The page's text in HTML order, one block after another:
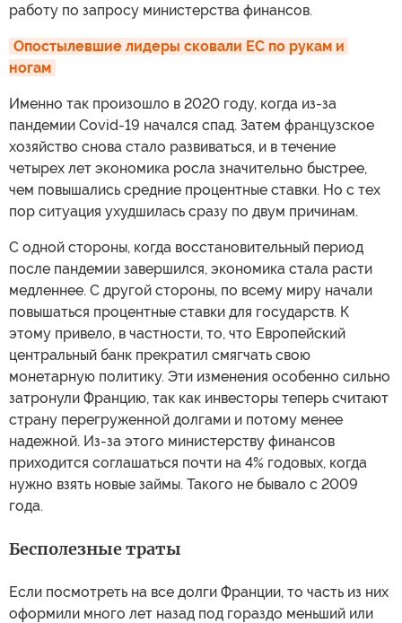
работу по запросу министерства финансов.
Опостылевшие лидеры сковали ЕС по рукам и
ногам
Именно так произошло в 2020 году, когда из-за
пандемии Covid-19 начался спад. Затем французское
хозяйство снова стало развиваться, и в течение
четырех лет экономика росла значительно быстрее,
чем повышались средние процентные ставки. Но с тех
пор ситуация ухудшилась сразу по двум причинам.
С одной стороны, когда восстановительный период
после пандемии завершился, экономика стала расти
медленнее. С другой стороны, по всему миру начали
повышаться процентные ставки для государств. К
этому привело, в частности, то, что Европейский
центральный банк прекратил смягчать свою
монетарную политику. Эти изменения особенно сильно
затронули Францию, так как инвесторы теперь считают
страну перегруженной долгами и потому менее
надежной. Из-за этого министерству финансов
приходится соглашаться почти на 4% годовых, когда
нужно взять новые займы. Такого не бывало с 2009
года.
Бесполезные траты
Если посмотреть на все долги Франции, то часть из них
оформили много лет назад под гораздо меньший или